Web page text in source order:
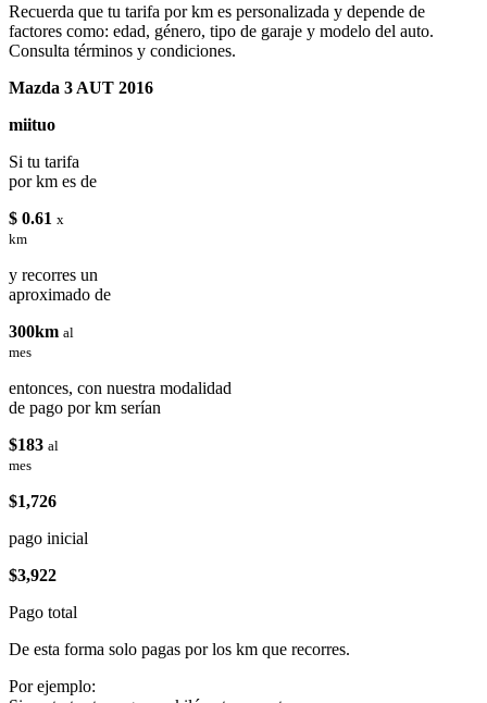
Recuerda que tu tarifa por km es personalizada y depende de
factores como: edad, género, tipo de garaje y modelo del auto.
Consulta términos y condiciones.
Mazda 3 AUT 2016
miituo
Si tu tarifa
por km es de
$ 0.61 x
km
y recorres un
aproximado de
300km al
mes
entonces, con nuestra modalidad
de pago por km serían
$183 al
mes
$1,726
pago inicial
$3,922
Pago total
De esta forma solo pagas por los km que recorres.
Por ejemplo: